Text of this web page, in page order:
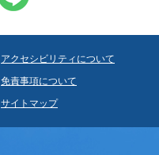
アクセシビリティについて
免責事項について
サイトマップ